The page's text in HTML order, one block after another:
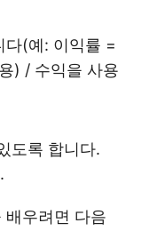
다(예: 이익률 =
) / 수익을 사용
도록 합니다.
배우려면 다음